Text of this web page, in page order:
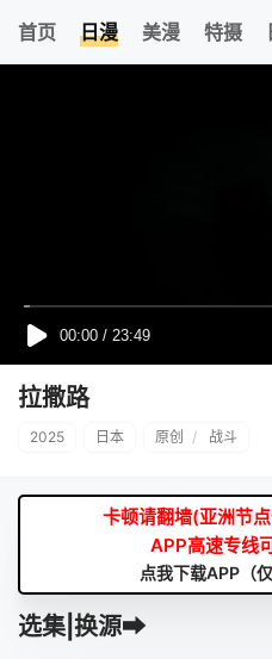
首页 日漫 美漫 特摄
拉撒路
2025 日本 原创 / 战斗
卡顿请翻墙(亚洲节
APP高速专线
点我下载APP（
选集|换源➡